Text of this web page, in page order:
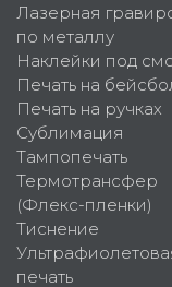
Лазерная
по металлу
Наклейки под
Печать на
Печать на ручках
Сублимация
Тампопечать
Термотрансфер
(Флекс-пленки)
Тиснение
печать